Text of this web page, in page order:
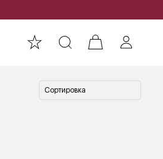
Сортировка